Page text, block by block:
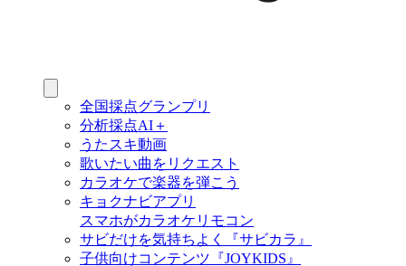
全国採点グランプリ
分析採点AI＋
うたスキ動画
歌いたい曲をリクエスト
カラオケで楽器を弾こう
キョクナビアプリ
スマホがカラオケリモコン
サビだけを気持ちよく『サビカラ』
子供向けコンテンツ『JOYKIDS』